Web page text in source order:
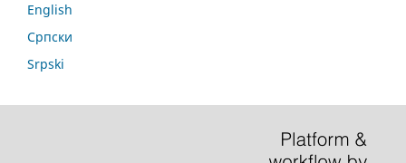
English
Српски
Srpski